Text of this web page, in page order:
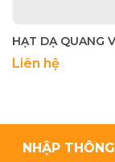
HẠT DẠ QUANG
Liên hệ
NHẬP